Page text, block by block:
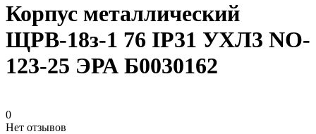
Корпус металлический
ЩРВ-18з-1 76 IP31 УХЛ3 NO-
123-25 ЭРА Б0030162
0
Нет отзывов